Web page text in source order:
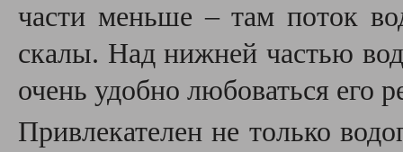
части меньше – там поток
скалы. Над нижней частью
очень удобно любоваться его
Привлекателен не только